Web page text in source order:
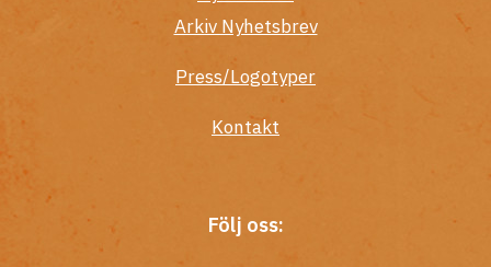
Arkiv Nyhetsbrev
Press/Logotyper
Kontakt
Följ oss: